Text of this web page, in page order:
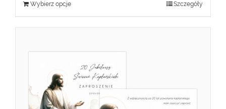
Wybierz opcje Szczegóły